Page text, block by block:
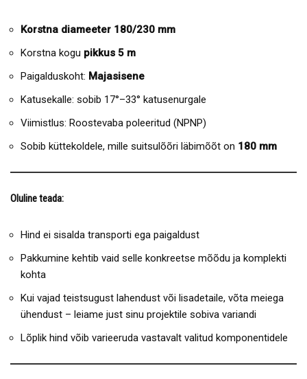
Korstna diameeter 180/230 mm
Korstna kogu pikkus 5 m
Paigalduskoht: Majasisene
Katusekalle: sobib 17°–33° katusenurgale
Viimistlus: Roostevaba poleeritud (NPNP)
Sobib küttekoldele, mille suitsulõõri läbimõõt on 180 mm
Oluline teada:
Hind ei sisalda transporti ega paigaldust
Pakkumine kehtib vaid selle konkreetse mõõdu ja komplekti
kohta
Kui vajad teistsugust lahendust või lisadetaile, võta meiega
ühendust – leiame just sinu projektile sobiva variandi
Lõplik hind võib varieeruda vastavalt valitud komponentidele